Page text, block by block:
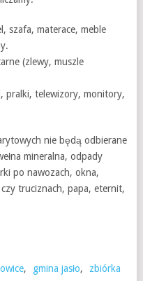
szafa, materace, meble
(zlewy, muszle
pralki, telewizory, monitory,
nie będą odbierane
mineralna, odpady
po nawozach, okna,
truciznach, papa, eternit,
, gmina jasło,
zbiórka